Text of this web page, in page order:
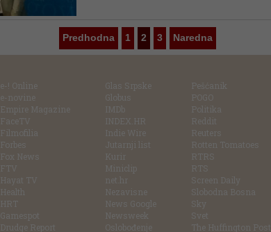
Predhodna 1 2 3 Naredna
e-! Online
e-novine
Empire Magazine
FaceTV
Filmofilia
Forbes
Fox News
FTV
Hayat TV
Health
HRT
Gamespot
Drudge Report
Glas Srpske
Globus
IMDb
INDEX.HR
Indie Wire
Jutarnji list
Kurir
Miniclip
net.hr
Nezavisne
News Google
Newsweek
Oslobođenje
Pešćanik
POGO
Politika
Reddit
Reuters
Rotten Tomatoes
RTRS
RTS
Screen Daily
Slobodna Bosna
Sky
Svet
The Huffington Post